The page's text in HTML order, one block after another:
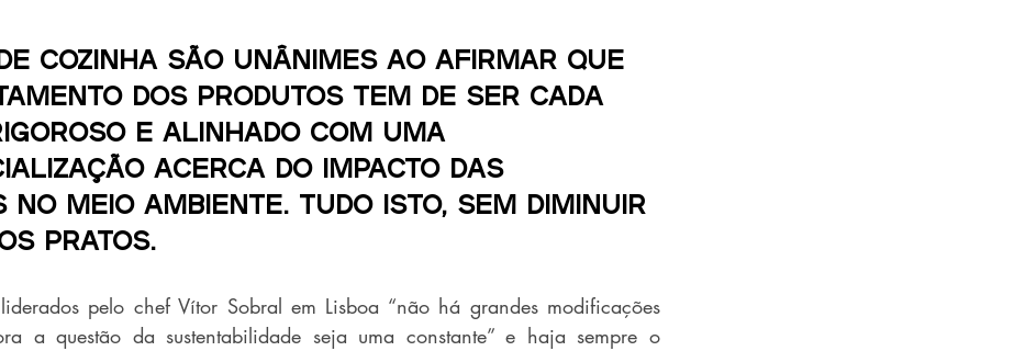
cozinha são unânimes ao afirmar que
dos produtos tem de ser cada
e alinhado com uma
acerca do impacto das
meio ambiente. Tudo isto, sem diminuir
pratos.
pelo chef Vítor Sobral em Lisboa “não há grandes modificações
a questão da sustentabilidade seja uma constante” e haja sempre o